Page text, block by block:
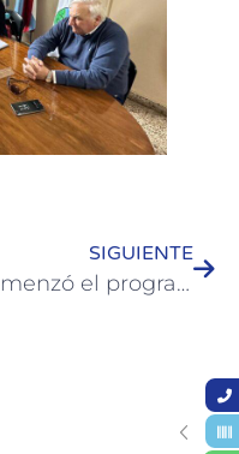
SIGUIENTE
Comenzó el programa de socialización de los símbolos oficiales de Colón en escuelas de la Ciudad